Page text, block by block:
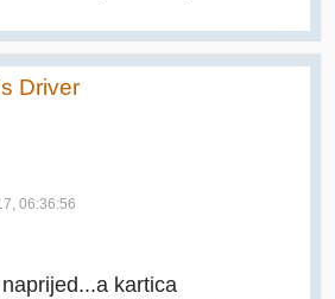
Driver
06:36:56
kartica